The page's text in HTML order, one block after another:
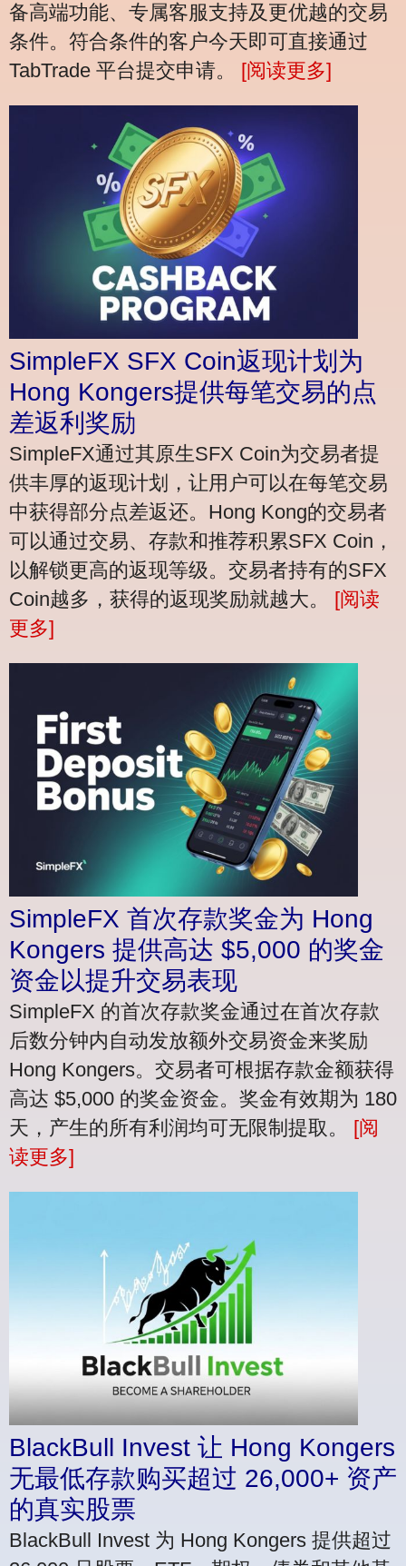
备高端功能、专属客服支持及更优越的交易
条件。符合条件的客户今天即可直接通过
TabTrade 平台提交申请。
[阅读更多]
SimpleFX SFX Coin返现计划为
Hong Kongers提供每笔交易的点
差返利奖励
SimpleFX通过其原生SFX Coin为交易者提
供丰厚的返现计划，让用户可以在每笔交易
中获得部分点差返还。Hong Kong的交易者
可以通过交易、存款和推荐积累SFX Coin，
以解锁更高的返现等级。交易者持有的SFX
Coin越多，获得的返现奖励就越大。 [阅读
更多]
SimpleFX 首次存款奖金为 Hong
Kongers 提供高达 $5,000 的奖金
资金以提升交易表现
SimpleFX 的首次存款奖金通过在首次存款
后数分钟内自动发放额外交易资金来奖励
Hong Kongers。交易者可根据存款金额获得
高达 $5,000 的奖金资金。奖金有效期为 180
天，产生的所有利润均可无限制提取。 [阅
读更多]
BlackBull Invest 让 Hong Kongers
无最低存款购买超过 26,000+ 资产
的真实股票
BlackBull Invest 为 Hong Kongers 提供超过